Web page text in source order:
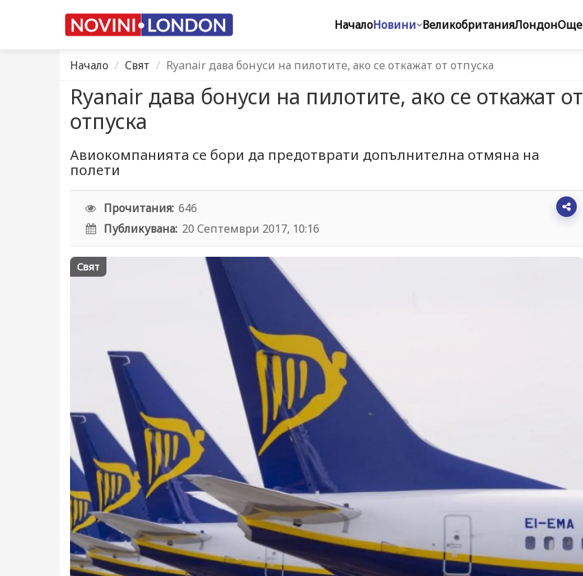
НачалоНовини ВеликобританияЛондонОще
Начало Свят Ryanair дава бонуси на пилотите, ако се откажат от отпуска
Ryanair дава бонуси на пилотите, ако се откажат от
отпуска
Авиокомпанията се бори да предотврати допълнителна отмяна на
полети
Прочитания: 646
Публикувана: 20 Септември 2017, 10:16
Свят